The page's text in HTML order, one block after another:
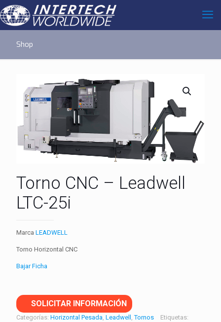
Shop
Torno CNC – Leadwell
LTC-25i
Marca LEADWELL
Torno Horizontal CNC
Bajar Ficha
SOLICITAR INFORMACIÓN
Categorías: Horizontal Pesada, Leadwell ,Tornos Etiquetas: